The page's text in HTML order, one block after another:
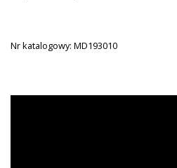
Nr katalogowy: MD193010